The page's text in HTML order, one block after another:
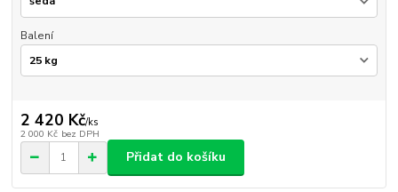
Balení
2 420 Kč/ks
2 000 Kč bez DPH
Přidat do košíku